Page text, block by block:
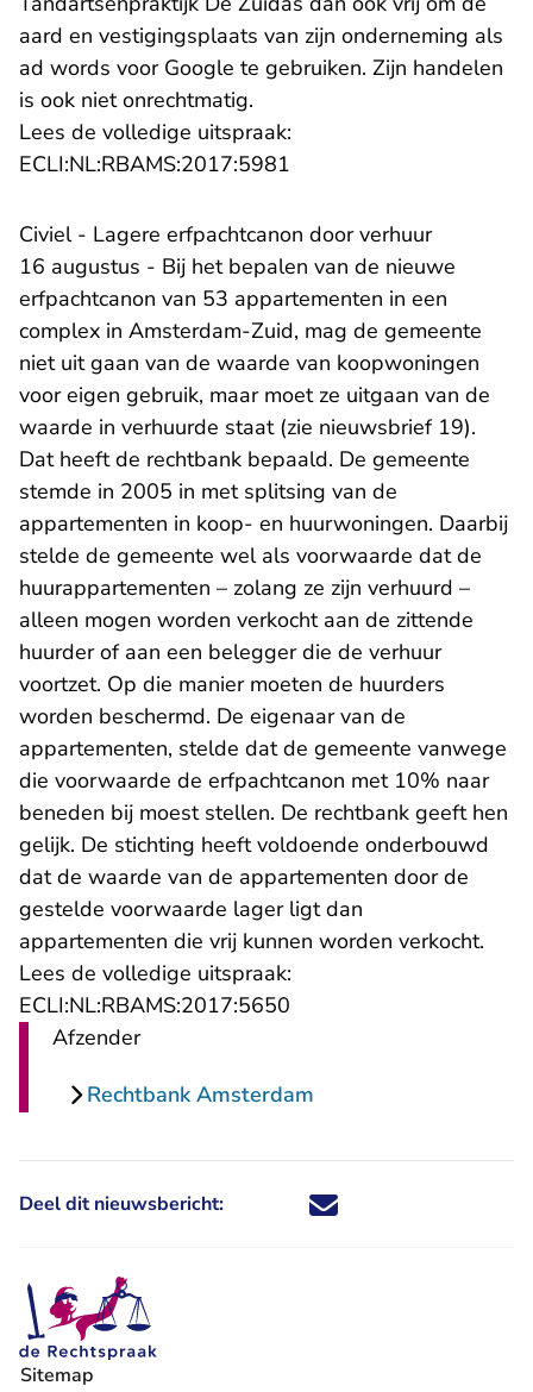
aard en vestigingsplaats van zijn onderneming als
ad words voor Google te gebruiken. Zijn handelen
is ook niet onrechtmatig.
Lees de volledige uitspraak:
ECLI:NL:RBAMS:2017:5981
Civiel - Lagere erfpachtcanon door verhuur
16 augustus - Bij het bepalen van de nieuwe
erfpachtcanon van 53 appartementen in een
complex in Amsterdam-Zuid, mag de gemeente
niet uit gaan van de waarde van koopwoningen
voor eigen gebruik, maar moet ze uitgaan van de
waarde in verhuurde staat (zie nieuwsbrief 19).
Dat heeft de rechtbank bepaald. De gemeente
stemde in 2005 in met splitsing van de
appartementen in koop- en huurwoningen. Daarbij
stelde de gemeente wel als voorwaarde dat de
huurappartementen – zolang ze zijn verhuurd –
alleen mogen worden verkocht aan de zittende
huurder of aan een belegger die de verhuur
voortzet. Op die manier moeten de huurders
worden beschermd. De eigenaar van de
appartementen, stelde dat de gemeente vanwege
die voorwaarde de erfpachtcanon met 10% naar
beneden bij moest stellen. De rechtbank geeft hen
gelijk. De stichting heeft voldoende onderbouwd
dat de waarde van de appartementen door de
gestelde voorwaarde lager ligt dan
appartementen die vrij kunnen worden verkocht.
Lees de volledige uitspraak:
ECLI:NL:RBAMS:2017:5650
Afzender
Rechtbank Amsterdam
Deel dit nieuwsbericht: Deel dit nieuwsbericht via X -
Deel dit nieuwsbericht via
Deel dit nieuwsbericht
Deel dit
Sitemap